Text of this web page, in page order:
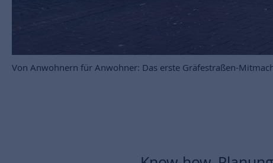
Von Anwohnern für Anwohner: Das erste Gräfestraßen-